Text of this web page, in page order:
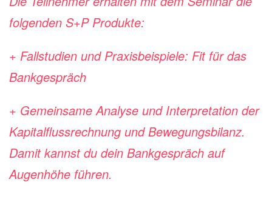
folgenden S+P Produkte:
+ Fallstudien und Praxisbeispiele: Fit für das
Bankgespräch
+ Gemeinsame Analyse und Interpretation der
Kapitalflussrechnung und Bewegungsbilanz.
Damit kannst du dein Bankgespräch auf
Augenhöhe führen.